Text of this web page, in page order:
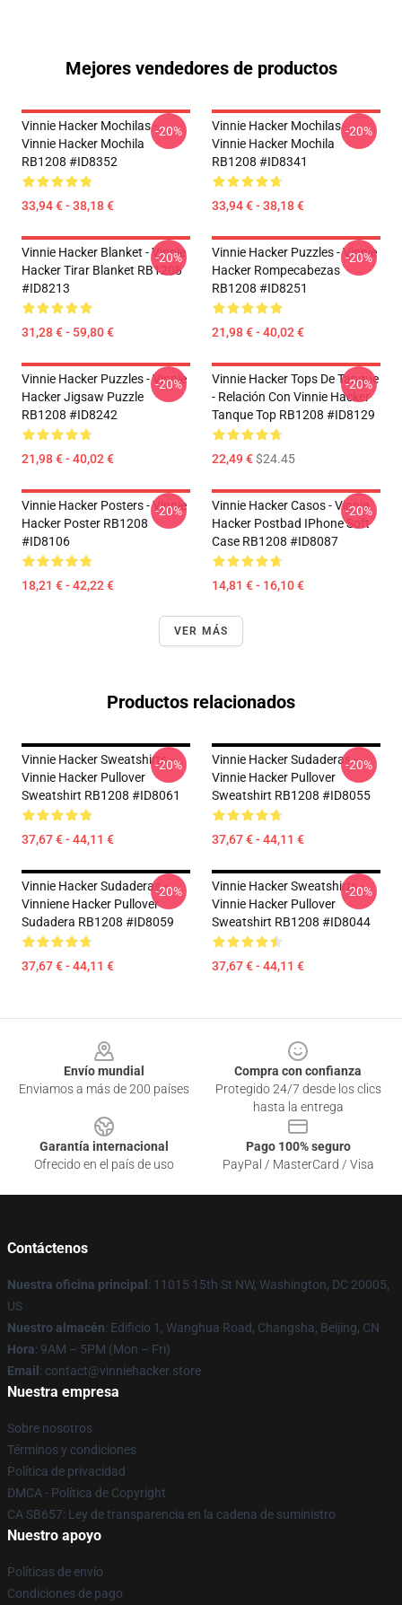
Mejores vendedores de productos
Vinnie Hacker Mochilas -
Vinnie Hacker Mochila
RB1208 #ID8352
33,94 € - 38,18 €
-20%
Vinnie Hacker Mochilas -
Vinnie Hacker Mochila
RB1208 #ID8341
33,94 € - 38,18 €
-20%
Vinnie Hacker Blanket - Vinnie
Hacker Tirar Blanket RB1208
#ID8213
31,28 € - 59,80 €
-20%
Vinnie Hacker Puzzles - Vinnie
Hacker Rompecabezas
RB1208 #ID8251
21,98 € - 40,02 €
-20%
Vinnie Hacker Puzzles - Vinnie
Hacker Jigsaw Puzzle
RB1208 #ID8242
21,98 € - 40,02 €
-20%
Vinnie Hacker Tops De Tanque
- Relación Con Vinnie Hacker
Tanque Top RB1208 #ID8129
22,49 €$24.45
-20%
Vinnie Hacker Posters - Vinnie
Hacker Poster RB1208
#ID8106
18,21 € - 42,22 €
-20%
Vinnie Hacker Casos - Vinnie
Hacker Postbad IPhone Soft
Case RB1208 #ID8087
14,81 € - 16,10 €
-20%
VER MÁS
Productos relacionados
Vinnie Hacker Sweatshirts -
Vinnie Hacker Pullover
Sweatshirt RB1208 #ID8061
37,67 € - 44,11 €
-20%
Vinnie Hacker Sudaderas -
Vinnie Hacker Pullover
Sweatshirt RB1208 #ID8055
37,67 € - 44,11 €
-20%
Vinnie Hacker Sudaderas -
Vinniene Hacker Pullover
Sudadera RB1208 #ID8059
37,67 € - 44,11 €
-20%
Vinnie Hacker Sweatshirts -
Vinnie Hacker Pullover
Sweatshirt RB1208 #ID8044
37,67 € - 44,11 €
-20%
Envío mundial
Enviamos a más de 200 países
Compra con confianza
Protegido 24/7 desde los clics
hasta la entrega
Garantía internacional
Ofrecido en el país de uso
Pago 100% seguro
PayPal / MasterCard / Visa
Contáctenos
Nuestra oficina principal : 11015 15th St NW, Washington, DC 20005,
US
Nuestro almacén: Edificio 1, Wanghua Road, Changsha, Beijing, CN
Hora: 9AM – 5PM (Mon – Fri)
Email : contact@vinniehacker.store
Nuestra empresa
Sobre nosotros
Términos y condiciones
Política de privacidad
DMCA - Política de Copyright
CA SB657: Ley de transparencia en la cadena de suministro
Nuestro apoyo
Políticas de envío
Condiciones de pago